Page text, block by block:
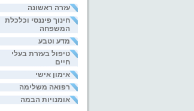
עזרה ראשונה
חינוך פיננסי וכלכלת
המשפחה
מדע וטבע
טיפול בעזרת בעלי
חיים
אימון אישי
רפואה משלימה
אומנויות הבמה